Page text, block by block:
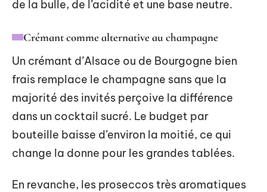
de la bulle, de l’acidité et une base neutre.
Crémant comme alternative au champagne
Un crémant d’Alsace ou de Bourgogne bien
frais remplace le champagne sans que la
majorité des invités perçoive la différence
dans un cocktail sucré. Le budget par
bouteille baisse d’environ la moitié, ce qui
change la donne pour les grandes tablées.
En revanche, les proseccos très aromatiques